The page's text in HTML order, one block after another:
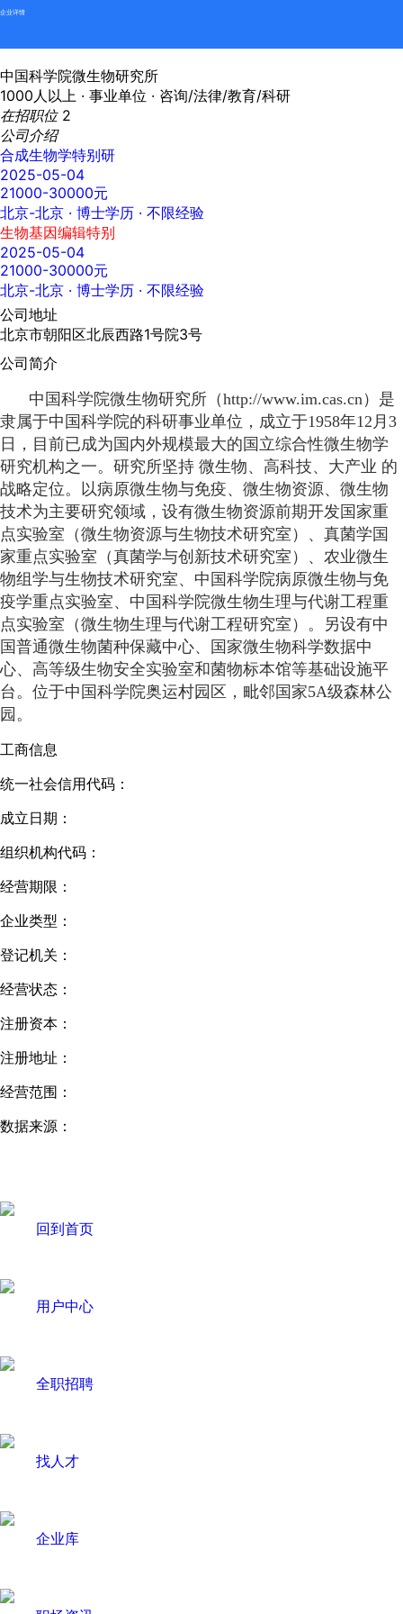
企业详情
中国科学院微生物研究所
1000人以上 · 事业单位 · 咨询/法律/教育/科研
在招职位 2
公司介绍
合成生物学特别研
2025-05-04
21000-30000元
北京-北京 · 博士学历 · 不限经验
生物基因编辑特别
2025-05-04
21000-30000元
北京-北京 · 博士学历 · 不限经验
公司地址
北京市朝阳区北辰西路1号院3号
公司简介
中国科学院微生物研究所（http://www.im.cas.cn）是
隶属于中国科学院的科研事业单位，成立于1958年12月3
日，目前已成为国内外规模最大的国立综合性微生物学
研究机构之一。研究所坚持 微生物、高科技、大产业 的
战略定位。以病原微生物与免疫、微生物资源、微生物
技术为主要研究领域，设有微生物资源前期开发国家重
点实验室（微生物资源与生物技术研究室）、真菌学国
家重点实验室（真菌学与创新技术研究室）、农业微生
物组学与生物技术研究室、中国科学院病原微生物与免
疫学重点实验室、中国科学院微生物生理与代谢工程重
点实验室（微生物生理与代谢工程研究室）。另设有中
国普通微生物菌种保藏中心、国家微生物科学数据中
心、高等级生物安全实验室和菌物标本馆等基础设施平
台。位于中国科学院奥运村园区，毗邻国家5A级森林公
园。
工商信息
统一社会信用代码：
成立日期：
组织机构代码：
经营期限：
企业类型：
登记机关：
经营状态：
注册资本：
注册地址：
经营范围：
数据来源：
回到首页
用户中心
全职招聘
找人才
企业库